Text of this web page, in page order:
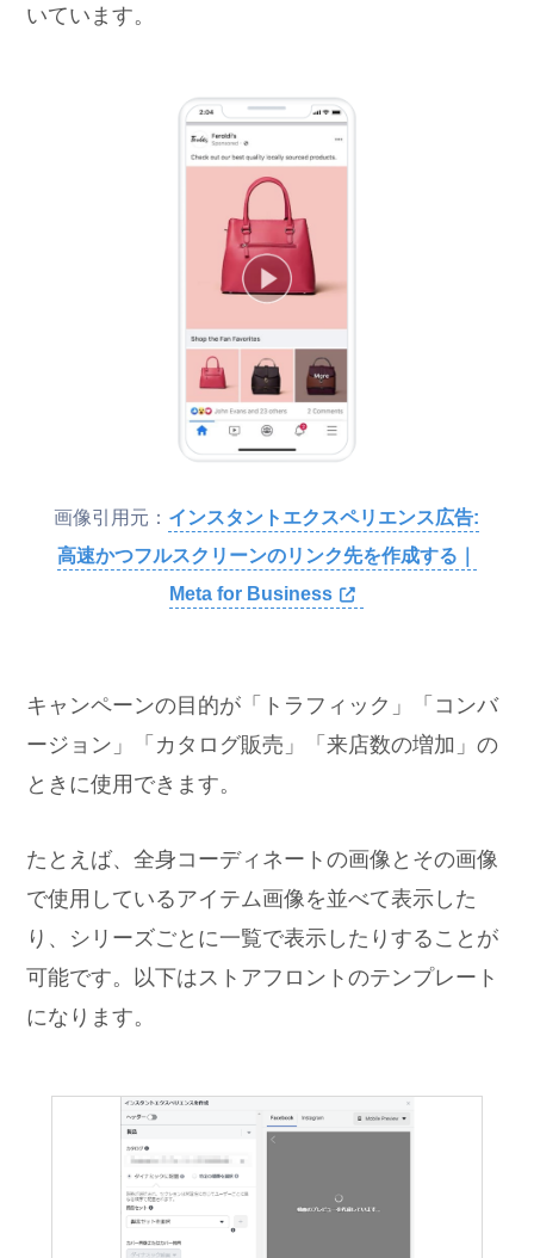
いています。
画像引用元： インスタントエクスペリエンス広告:
高速かつフルスクリーンのリンク先を作成する｜
Meta for Business
キャンペーンの目的が「トラフィック」「コンバ
ージョン」「カタログ販売」「来店数の増加」の
ときに使用できます。
たとえば、全身コーディネートの画像とその画像
で使用しているアイテム画像を並べて表示した
り、シリーズごとに一覧で表示したりすることが
可能です。以下はストアフロントのテンプレート
になります。